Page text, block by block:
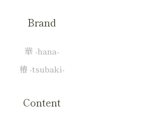
Brand
華 -hana-
椿 -tsubaki-
Content